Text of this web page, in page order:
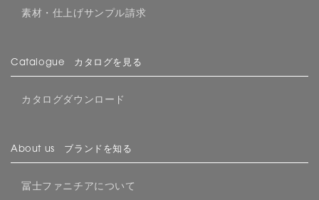
素材・仕上げサンプル請求
Catalogue カタログを見る
カタログダウンロード
About us ブランドを知る
冨士ファニチアについて